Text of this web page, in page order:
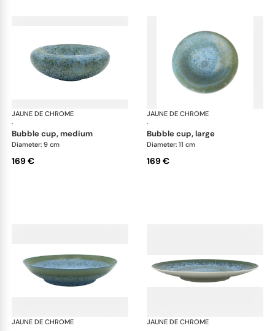
JAUNE DE CHROME
·
Nymphéa
bubble cup, medium
Diameter: 9 cm
169 €
JAUNE DE CHROME
·
bubble cup, large
Diameter: 11 cm
169 €
JAUNE DE CHROME
NymphéaJAUNE DE CHROME